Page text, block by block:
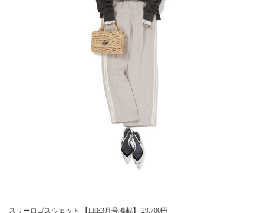
スリーロゴスウェット 【LEE3月号掲載】 29,700円